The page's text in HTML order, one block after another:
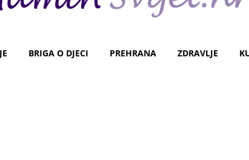
BRIGA O DJECI PREHRANA ZDRAVLJE